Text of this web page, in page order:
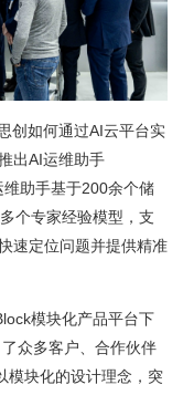
如何通过AI云平台实
出AI运维助手
助手基于200余个储
个专家经验模型，支
速定位问题并提供精准
模块化产品平台下
众多客户、合作伙伴
模块化的设计理念，突